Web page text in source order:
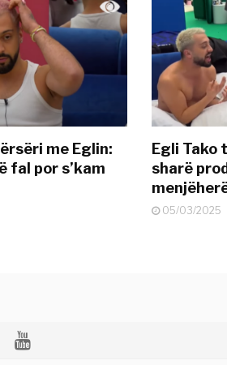
me Eglin:
fal por s’kam
Egli Tako
sharë
05/03/2025